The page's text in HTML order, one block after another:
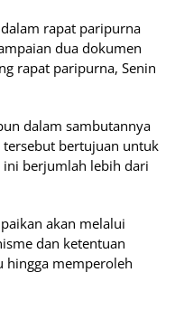
rapat paripurna
dua dokumen
rapat paripurna, Senin
dalam sambutannya
tersebut bertujuan untuk
ini berjumlah lebih dari
akan melalui
dan ketentuan
hingga memperoleh